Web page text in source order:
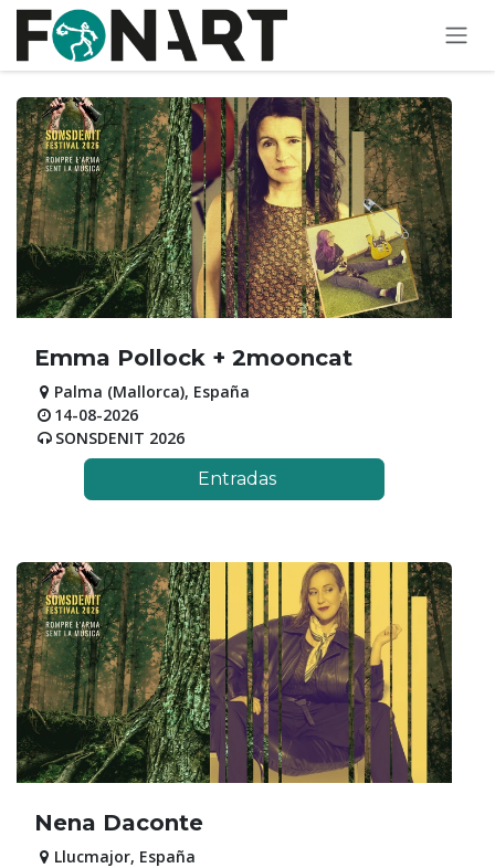
Ir al contenido
Emma Pollock + 2mooncat
Palma (Mallorca), España
14-08-2026
SONSDENIT 2026
Entradas
Nena Daconte
Llucmajor, España